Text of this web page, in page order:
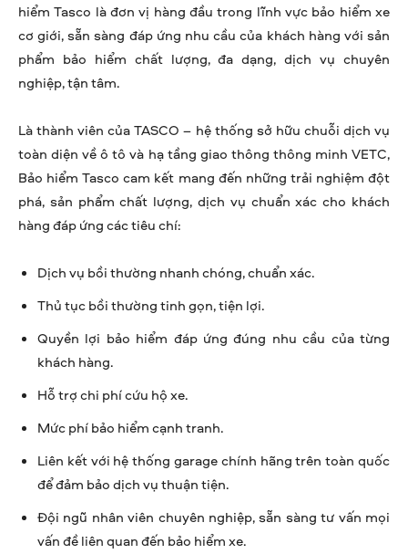
hiểm Tasco là đơn vị hàng đầu trong lĩnh vực bảo hiểm xe
cơ giới, sẵn sàng đáp ứng nhu cầu của khách hàng với sản
phẩm bảo hiểm chất lượng, đa dạng, dịch vụ chuyên
nghiệp, tận tâm.
Là thành viên của TASCO – hệ thống sở hữu chuỗi dịch vụ
toàn diện về ô tô và hạ tầng giao thông thông minh VETC,
Bảo hiểm Tasco cam kết mang đến những trải nghiệm đột
phá, sản phẩm chất lượng, dịch vụ chuẩn xác cho khách
hàng đáp ứng các tiêu chí:
Dịch vụ bồi thường nhanh chóng, chuẩn xác.
Thủ tục bồi thường tinh gọn, tiện lợi.
Quyền lợi bảo hiểm đáp ứng đúng nhu cầu của từng
khách hàng.
Hỗ trợ chi phí cứu hộ xe.
Mức phí bảo hiểm cạnh tranh.
Liên kết với hệ thống garage chính hãng trên toàn quốc
để đảm bảo dịch vụ thuận tiện.
Đội ngũ nhân viên chuyên nghiệp, sẵn sàng tư vấn mọi
vấn đề liên quan đến bảo hiểm xe.